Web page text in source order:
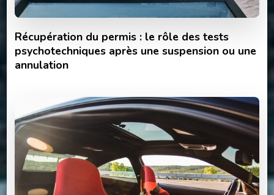
Récupération du permis : le rôle des tests
psychotechniques après une suspension ou une
annulation